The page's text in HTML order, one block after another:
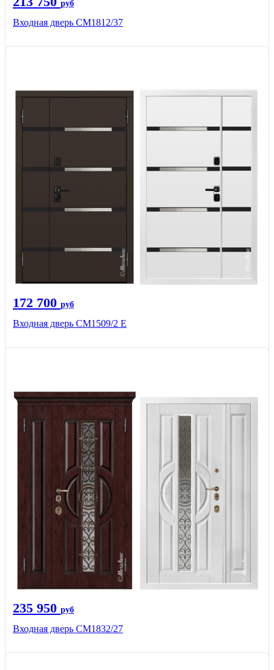
руб
Входная дверь СМ1812/37
172 700 руб
Входная дверь CМ1509/2 Е
235 950 руб
Входная дверь СМ1832/27